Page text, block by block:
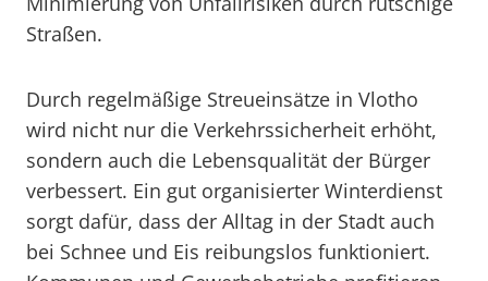
Straßen.
Durch regelmäßige Streueinsätze in Vlotho
wird nicht nur die Verkehrssicherheit erhöht,
sondern auch die Lebensqualität der Bürger
verbessert. Ein gut organisierter Winterdienst
sorgt dafür, dass der Alltag in der Stadt auch
bei Schnee und Eis reibungslos funktioniert.